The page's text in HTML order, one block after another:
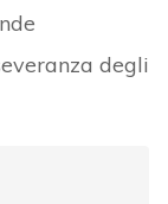
degli